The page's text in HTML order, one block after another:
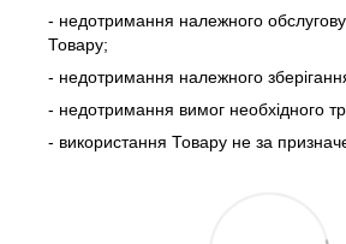
- недотримання належного
Товару;
- недотримання належного
- недотримання вимог необхідного
- використання Товару не за